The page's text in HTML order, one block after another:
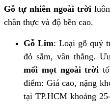
Gỗ tự nhiên ngoài trời
chân thực và độ bền cao.
Gỗ Lim: Loại gỗ quý
đỏ sẫm, vân thẳng.
mối mọt ngoài trời
điểm: Giá cao, nặng
tại TP.HCM khoảng